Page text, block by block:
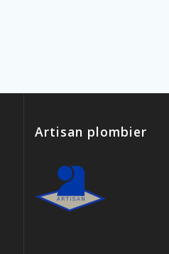
Artisan plombier